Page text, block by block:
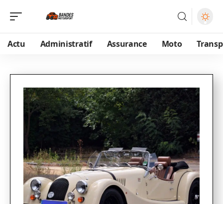
Actu Administratif Assurance Moto